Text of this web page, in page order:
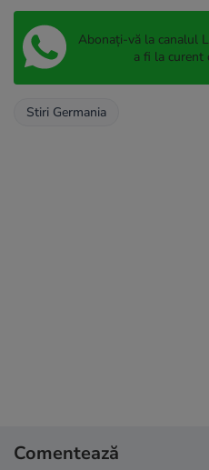
Abonați-vă la canalul
a fi la curent
Stiri Germania
Comentează